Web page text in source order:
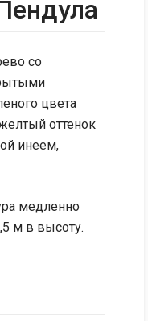
со
цвета
оттенок
инеем,
медленно
м в высоту.